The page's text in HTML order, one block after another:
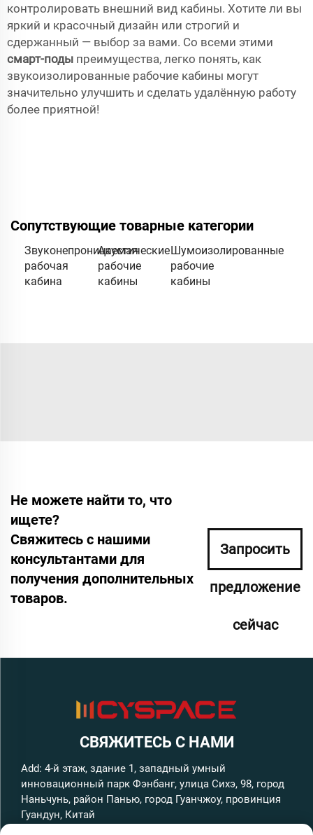
контролировать внешний вид кабины. Хотите ли вы
яркий и красочный дизайн или строгий и
сдержанный — выбор за вами. Со всеми этими
смарт-поды преимущества, легко понять, как
звукоизолированные рабочие кабины могут
значительно улучшить и сделать удалённую работу
более приятной!
Сопутствующие товарные категории
Звуконепроницаемая
рабочая
кабина
Акустические
рабочие
кабины
Шумоизолированные
рабочие
кабины
Не можете найти то, что
ищете?
Свяжитесь с нашими
консультантами для
получения дополнительных
товаров.
Запросить
предложение
сейчас
СВЯЖИТЕСЬ С НАМИ
Add: 4-й этаж, здание 1, западный умный
инновационный парк Фэнбанг, улица Сихэ, 98, город
Наньчунь, район Панью, город Гуанчжоу, провинция
Гуандун, Китай